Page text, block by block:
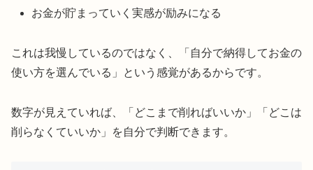
お金が貯まっていく実感が励みになる
これは我慢しているのではなく、「自分で納得してお金の
使い方を選んでいる」という感覚があるからです。
数字が見えていれば、「どこまで削ればいいか」「どこは
削らなくていいか」を自分で判断できます。